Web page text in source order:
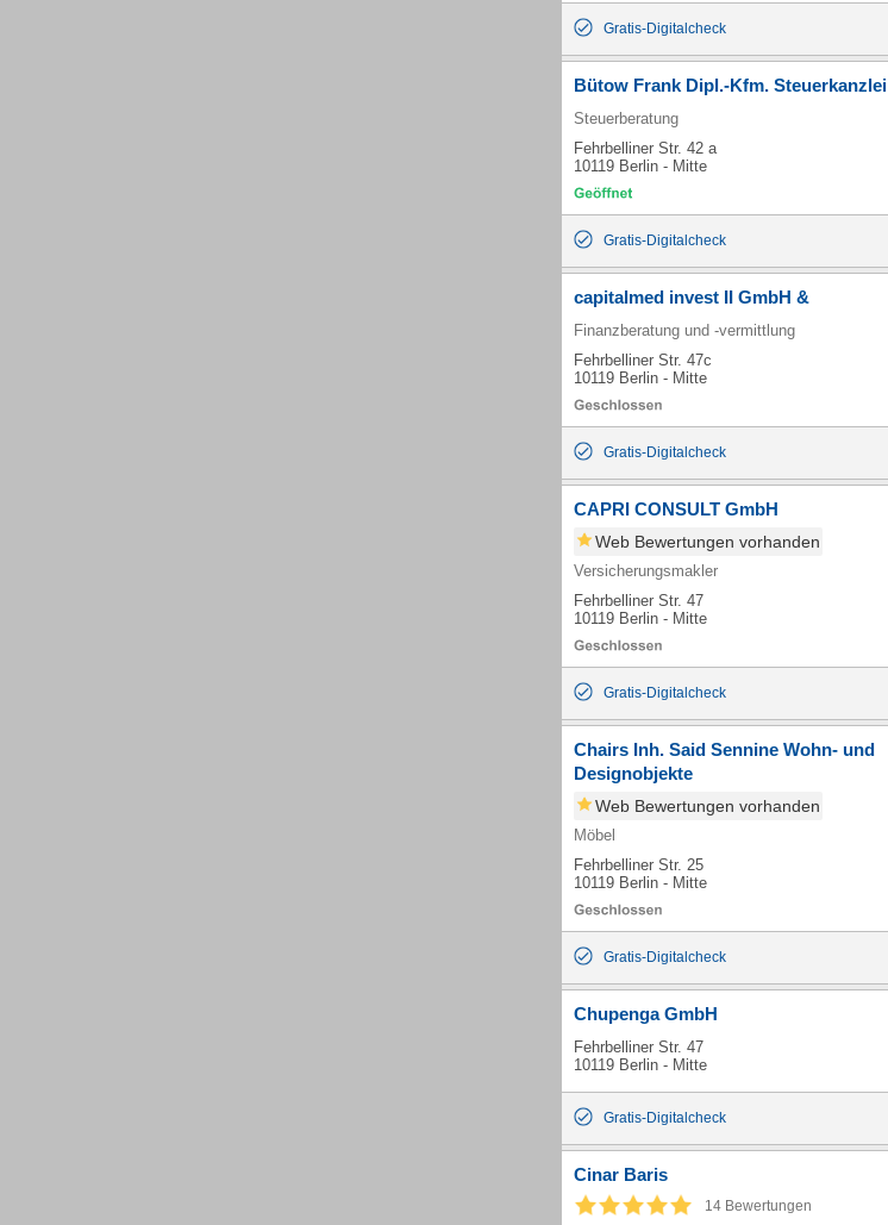
Gratis-Digitalcheck
Bütow Frank Dipl.-Kfm. Steuerkanzlei
Steuerberatung
Fehrbelliner Str. 42 a
10119 Berlin - Mitte
Gratis-Digitalcheck
capitalmed invest II GmbH &
Finanzberatung und -vermittlung
Fehrbelliner Str. 47c
10119 Berlin - Mitte
Gratis-Digitalcheck
CAPRI CONSULT GmbH
Web Bewertungen vorhanden
Versicherungsmakler
Fehrbelliner Str. 47
10119 Berlin - Mitte
Gratis-Digitalcheck
Chairs Inh. Said Sennine Wohn- und
Designobjekte
Web Bewertungen vorhanden
Möbel
Fehrbelliner Str. 25
10119 Berlin - Mitte
Gratis-Digitalcheck
Chupenga GmbH
Fehrbelliner Str. 47
10119 Berlin - Mitte
Gratis-Digitalcheck
Cinar Baris
14 Bewertungen